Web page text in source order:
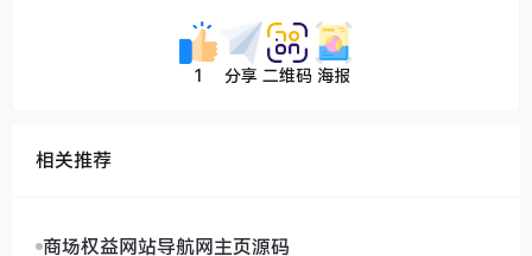
1 分享 二维码 海报
相关推荐
商场权益网站导航网主页源码